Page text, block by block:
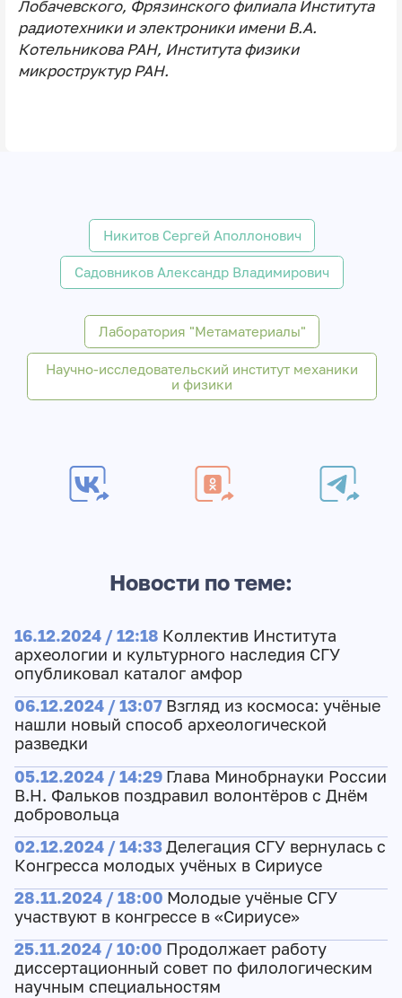
Лобачевского, Фрязинского филиала Института
радиотехники и электроники имени В.А.
Котельникова РАН, Института физики
микроструктур РАН.
Никитов Сергей Аполлонович
Садовников Александр Владимирович
Лаборатория "Метаматериалы"
Научно-исследовательский институт механики
и физики
Новости по теме:
16.12.2024 / 12:18 Коллектив Института
археологии и культурного наследия СГУ
опубликовал каталог амфор
06.12.2024 / 13:07 Взгляд из космоса: учёные
нашли новый способ археологической
разведки
05.12.2024 / 14:29 Глава Минобрнауки России
В.Н. Фальков поздравил волонтёров с Днём
добровольца
02.12.2024 / 14:33Делегация СГУ вернулась с
Конгресса молодых учёных в Сириусе
28.11.2024 / 18:00 Молодые учёные СГУ
участвуют в конгрессе в «Сириусе»
25.11.2024 / 10:00 Продолжает работу
диссертационный совет по филологическим
научным специальностям